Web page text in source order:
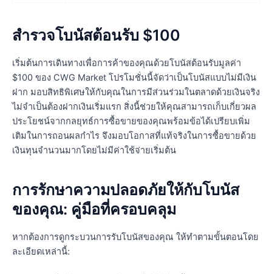
สำรวจโบนัสต้อนรับ $100
เริ่มต้นการเดินทางเพื่อการค้าของคุณด้วยโบนัสต้อนรับมูลค่า
$100 ของ CWG Market โปรโมชั่นนี้จัดว่าเป็นโบนัสแบบไม่มีเงิน
ฝาก มอบสิทธิพิเศษให้กับคุณในการมีส่วนร่วมในตลาดด้วยเงินจริง
ไม่จำเป็นต้องฝากเงินเริ่มแรก สิ่งนี้ช่วยให้คุณสามารถเก็บเกี่ยวผล
ประโยชน์จากกลยุทธ์การซื้อขายของคุณพร้อมข้อได้เปรียบเพิ่ม
เติมในการถอนผลกำไร จึงมอบโอกาสที่แท้จริงในการซื้อขายด้วย
เงินทุนจำนวนมากโดยไม่มีค่าใช้จ่ายเริ่มต้น
การรักษาความปลอดภัยให้กับโบนัส
ของคุณ: คู่มือที่ครอบคลุม
หากต้องการดูกระบวนการรับโบนัสของคุณ ให้ทำตามขั้นตอนโดย
ละเอียดเหล่านี้: